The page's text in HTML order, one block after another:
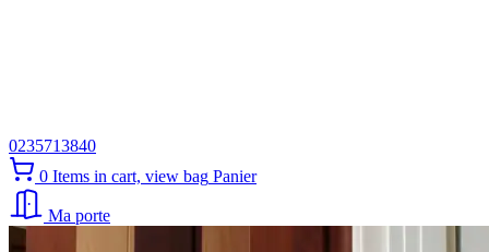
0235713840
0 Items in cart, view bag Panier
Ma porte